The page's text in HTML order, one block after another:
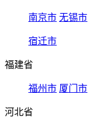
南京市 无锡市
宿迁市
福建省
福州市 厦门市
河北省